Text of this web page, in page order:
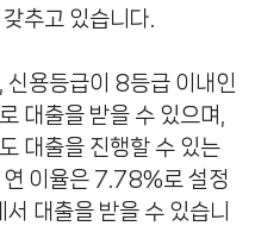
추고 있습니다.
신용등급이 8등급 이내인
대출을 받을 수 있으며,
대출을 진행할 수 있는
연 이율은 7.78%로 설정
대출을 받을 수 있습니